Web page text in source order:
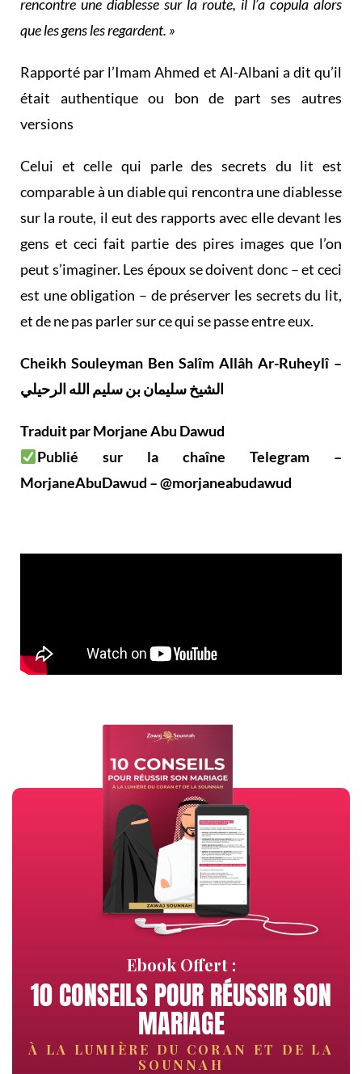
rencontre une diablesse sur la route, il l’a copula alors
que les gens les regardent. »
Rapporté par l’Imam Ahmed et Al-Albani a dit qu’il
était authentique ou bon de part ses autres
versions
Celui et celle qui parle des secrets du lit est
comparable à un diable qui rencontra une diablesse
sur la route, il eut des rapports avec elle devant les
gens et ceci fait partie des pires images que l’on
peut s’imaginer. Les époux se doivent donc – et ceci
est une obligation – de préserver les secrets du lit,
et de ne pas parler sur ce qui se passe entre eux.
Cheikh Souleyman Ben Salîm Allâh Ar-Ruheylî –
الشيخ سليمان بن سليم الله الرحيلي
Traduit par Morjane Abu Dawud
Publié sur la chaîne Telegram –
MorjaneAbuDawud – @morjaneabudawud
Ebook Offert :
10 CONSEILS POUR RÉUSSIR SON
MARIAGE
À LA LUMIÈRE DU CORAN ET DE LA
SOUNNAH